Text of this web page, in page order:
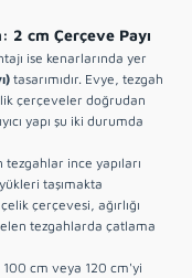
2 cm Çerçeve Payı
ise kenarlarında yer
tasarımıdır. Evye, tezgah
çerçeveler doğrudan
yapı şu iki durumda
ince yapıları
taşımakta
çerçevesi, ağırlığı
tezgahlarda çatlama
cm veya 120 cm'yi